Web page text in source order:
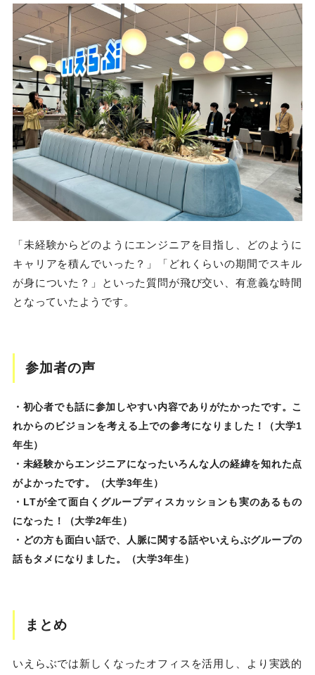
「未経験からどのようにエンジニアを目指し、どのように
キャリアを積んでいった？」「どれくらいの期間でスキル
が身についた？」といった質問が飛び交い、有意義な時間
となっていたようです。
参加者の声
・初心者でも話に参加しやすい内容でありがたかったです。こ
れからのビジョンを考える上での参考になりました！（大学1
年生）
・未経験からエンジニアになったいろんな人の経緯を知れた点
がよかったです。（大学3年生）
・LTが全て面白くグループディスカッションも実のあるもの
になった！（大学2年生）
・どの方も面白い話で、人脈に関する話やいえらぶグループの
話もタメになりました。（大学3年生）
まとめ
いえらぶでは新しくなったオフィスを活用し、より実践的